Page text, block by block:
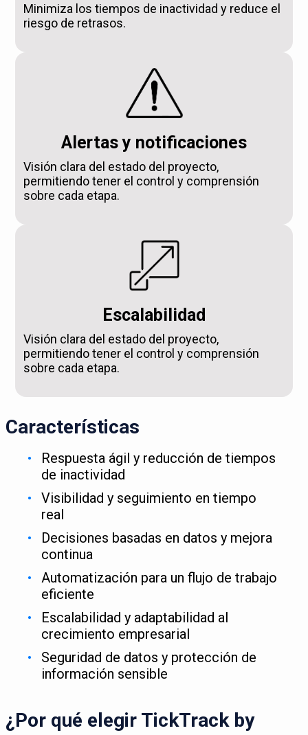
Minimiza los tiempos de inactividad y reduce el
riesgo de retrasos.
Alertas y notificaciones
Visión clara del estado del proyecto,
permitiendo tener el control y comprensión
sobre cada etapa.
Escalabilidad
Visión clara del estado del proyecto,
permitiendo tener el control y comprensión
sobre cada etapa.
Características
Respuesta ágil y reducción de tiempos
de inactividad
Visibilidad y seguimiento en tiempo
real
Decisiones basadas en datos y mejora
continua
Automatización para un flujo de trabajo
eficiente
Escalabilidad y adaptabilidad al
crecimiento empresarial
Seguridad de datos y protección de
información sensible
¿Por qué elegir TickTrack by